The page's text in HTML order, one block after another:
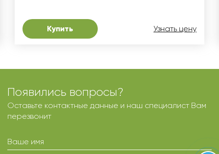
Купить Узнать цену
Появились вопросы?
Оставьте контактные данные и наш специалист Вам
перезвонит
Ваше имя